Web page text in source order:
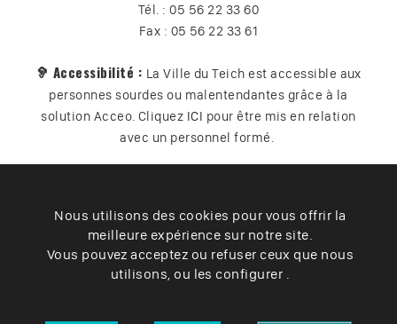
Tél. : 05 56 22 33 60
Fax : 05 56 22 33 61
🦻 Accessibilité : La Ville du Teich est accessible aux
personnes sourdes ou malentendantes grâce à la
solution Acceo. Cliquez ICI pour être mis en relation
avec un personnel formé.
Plan du site Contact Vos données
Cookies
Accessibilité
Nous utilisons des cookies pour vous offrir la
meilleure expérience sur notre site.
Vous pouvez acceptez ou refuser ceux que nous
utilisons, ou les configurer .